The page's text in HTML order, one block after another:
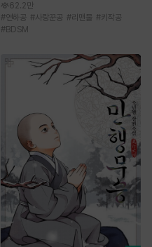
62.2만
#연하공 #사랑꾼공 #리맨물 #키작공
#BDSM